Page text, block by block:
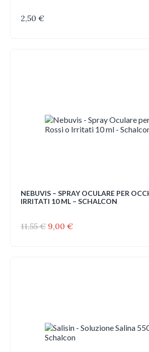
2,50 €
NEBUVIS – SPRAY OCULARE PER
IRRITATI 10 ML – SCHALCON
11,55€ Il
9,00 €Il